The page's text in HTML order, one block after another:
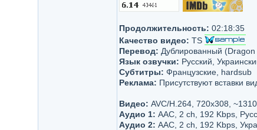
Продолжительность: 02:18:35
Качество видео: TS
Перевод: Дублированный
Язык озвучки: Русский,
Субтитры: Французские, hardsub
Реклама: Присутствуют вставки
Видео: AVC/H.264, 720x308,
Аудио 1: AAC, 2 ch, 192 Kbps,
Аудио 2: AAC, 2 ch, 192 Kbps,